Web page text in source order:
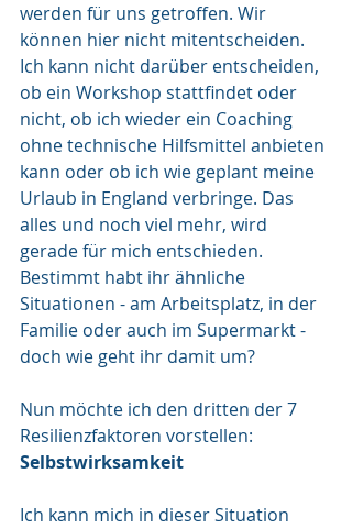
werden für uns getroffen. Wir
können hier nicht mitentscheiden.
Ich kann nicht darüber entscheiden,
ob ein Workshop stattfindet oder
nicht, ob ich wieder ein Coaching
ohne technische Hilfsmittel anbieten
kann oder ob ich wie geplant meine
Urlaub in England verbringe. Das
alles und noch viel mehr, wird
gerade für mich entschieden.
Bestimmt habt ihr ähnliche
Situationen - am Arbeitsplatz, in der
Familie oder auch im Supermarkt -
doch wie geht ihr damit um?
Nun möchte ich den dritten der 7
Resilienzfaktoren vorstellen:
Selbstwirksamkeit
Ich kann mich in dieser Situation